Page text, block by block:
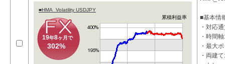
■HMA_Volatility USDJPY
累積利益率
19年8ヶ月で
302%
■基本情
・対応
・時間
・最大
・両建